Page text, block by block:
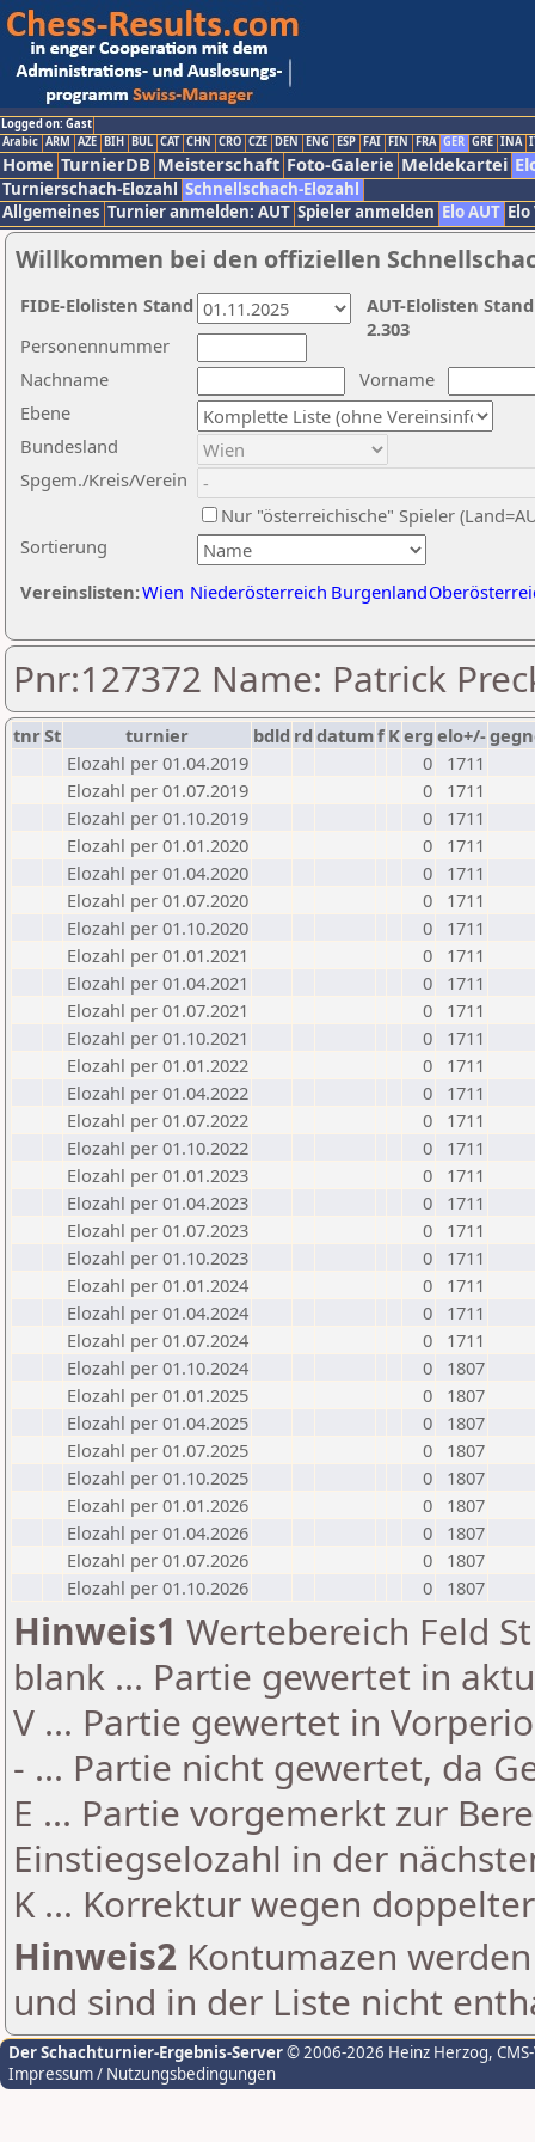
Logged on: Gast
Arabic ARM AZE BIH BUL CAT CHN CRO CZE DEN ENG ESP FAI FIN FRA GER GRE INA
Home TurnierDB Meisterschaft Foto-Galerie Meldekartei
Turnierschach-Elozahl Schnellschach-Elozahl
Allgemeines Turnier anmelden: AUT Spieler anmelden Elo AUT
Willkommen bei den offiziellen
Nachname
Vorname
Ebene
Sortierung
Personennummer
Bundesland
Spgem./Kreis/Verein
Nur "österreichische" Spieler
Vereinslisten:Wien Niederösterreich Burgenland
AUT-Elolisten
2.303
FIDE-Elolisten Stand
Pnr:127372 Name: Patrick
tnrSt turnier bdld rd datumf Kerg elo+/-
Elozahl per 01.04.2019
0
1711
Elozahl per 01.07.2019
0
1711
Elozahl per 01.10.2019
0
1711
Elozahl per 01.01.2020
0
1711
Elozahl per 01.04.2020
0
1711
Elozahl per 01.07.2020
0
1711
Elozahl per 01.10.2020
0
1711
Elozahl per 01.01.2021
0
1711
Elozahl per 01.04.2021
0
1711
Elozahl per 01.07.2021
0
1711
Elozahl per 01.10.2021
0
1711
Elozahl per 01.01.2022
0
1711
Elozahl per 01.04.2022
0
1711
Elozahl per 01.07.2022
0
1711
Elozahl per 01.10.2022
0
1711
Elozahl per 01.01.2023
0
1711
Elozahl per 01.04.2023
0
1711
Elozahl per 01.07.2023
0
1711
Elozahl per 01.10.2023
0
1711
Elozahl per 01.01.2024
0
1711
Elozahl per 01.04.2024
0
1711
Elozahl per 01.07.2024
0
1711
Elozahl per 01.10.2024
0
1807
Elozahl per 01.01.2025
0
1807
Elozahl per 01.04.2025
0
1807
Elozahl per 01.07.2025
0
1807
Elozahl per 01.10.2025
0
1807
Elozahl per 01.01.2026
0
1807
Elozahl per 01.04.2026
0
1807
Elozahl per 01.07.2026
0
1807
Elozahl per 01.10.2026
0 1807
Hinweis1 Wertebereich Feld
blank ... Partie gewertet in
V ... Partie gewertet in
- ... Partie nicht gewertet, da
E ... Partie vorgemerkt zur
Einstiegselozahl in der
K ... Korrektur wegen
Hinweis2 Kontumazen
und sind in der Liste nicht
Der Schachturnier-Ergebnis-Server© 2006-2026 Heinz Herzog,
Impressum / Nutzungsbedingungen